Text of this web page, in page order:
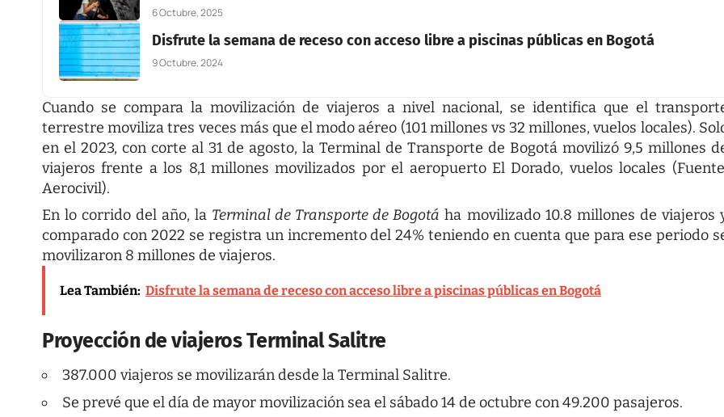
6 Octubre, 2025
Disfrute la semana de receso con acceso libre a piscinas públicas en Bogotá
9 Octubre, 2024
Cuando se compara la movilización de viajeros a nivel nacional, se identifica que el
terrestre moviliza tres veces más que el modo aéreo (101 millones vs 32 millones, vuelos locales).
en el 2023, con corte al 31 de agosto, la Terminal de Transporte de Bogotá movilizó 9,5 millones
viajeros frente a los 8,1 millones movilizados por el aeropuerto El Dorado, vuelos locales
Aerocivil).
En lo corrido del año, la Terminal de Transporte de Bogotá ha movilizado 10.8 millones de viajeros
comparado con 2022 se registra un incremento del 24% teniendo en cuenta que para ese periodo
movilizaron 8 millones de viajeros.
Lea También: Disfrute la semana de receso con acceso libre a piscinas públicas en Bogotá
Proyección de viajeros Terminal Salitre
387.000 viajeros se movilizarán desde la Terminal Salitre.
Se prevé que el día de mayor movilización sea el sábado 14 de octubre con 49.200 pasajeros.